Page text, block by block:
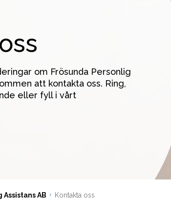
om Frösunda Personlig
att kontakta oss. Ring,
eller fyll i vårt
AB Kontakta oss